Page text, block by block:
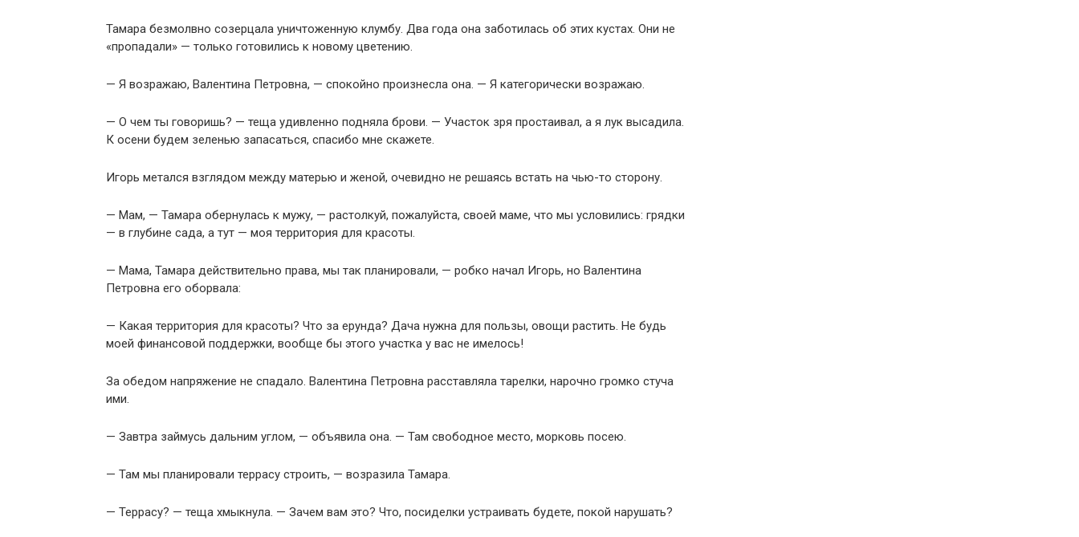
Тамара безмолвно созерцала уничтоженную клумбу. Два года она заботилась об этих кустах. Они не
«пропадали» — только готовились к новому цветению.
— Я возражаю, Валентина Петровна, — спокойно произнесла она. — Я категорически возражаю.
— О чем ты говоришь? — теща удивленно подняла брови. — Участок зря простаивал, а я лук высадила.
К осени будем зеленью запасаться, спасибо мне скажете.
Игорь метался взглядом между матерью и женой, очевидно не решаясь встать на чью-то сторону.
— Мам, — Тамара обернулась к мужу, — растолкуй, пожалуйста, своей маме, что мы условились: грядки
— в глубине сада, а тут — моя территория для красоты.
— Мама, Тамара действительно права, мы так планировали, — робко начал Игорь, но Валентина
Петровна его оборвала:
— Какая территория для красоты? Что за ерунда? Дача нужна для пользы, овощи растить. Не будь
моей финансовой поддержки, вообще бы этого участка у вас не имелось!
За обедом напряжение не спадало. Валентина Петровна расставляла тарелки, нарочно громко стуча
ими.
— Завтра займусь дальним углом, — объявила она. — Там свободное место, морковь посею.
— Там мы планировали террасу строить, — возразила Тамара.
— Террасу? — теща хмыкнула. — Зачем вам это? Что, посиделки устраивать будете, покой нарушать?